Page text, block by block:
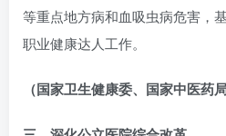
等重点地方病和血吸虫病危害，
职业健康达人工作。
（国家卫生健康委、国家中医药